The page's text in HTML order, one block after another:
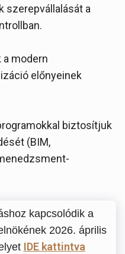
szerepvállalását a
modern
előnyeinek
biztosítjuk
(BIM,
kapcsolódik a
2026. április
IDE kattintva